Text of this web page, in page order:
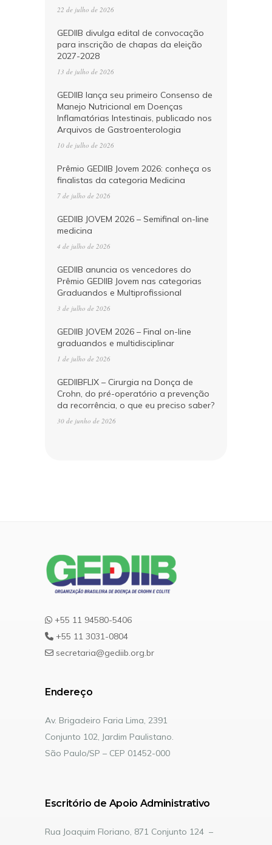
22 de julho de 2026
GEDIIB divulga edital de convocação
para inscrição de chapas da eleição
2027-2028
13 de julho de 2026
GEDIIB lança seu primeiro Consenso de
Manejo Nutricional em Doenças
Inflamatórias Intestinais, publicado nos
Arquivos de Gastroenterologia
10 de julho de 2026
Prêmio GEDIIB Jovem 2026: conheça os
finalistas da categoria Medicina
7 de julho de 2026
GEDIIB JOVEM 2026 – Semifinal on-line
medicina
4 de julho de 2026
GEDIIB anuncia os vencedores do
Prêmio GEDIIB Jovem nas categorias
Graduandos e Multiprofissional
3 de julho de 2026
GEDIIB JOVEM 2026 – Final on-line
graduandos e multidisciplinar
1 de julho de 2026
GEDIIBFLIX – Cirurgia na Donça de
Crohn, do pré-operatório a prevenção
da recorrência, o que eu preciso saber?
30 de junho de 2026
+55 11 94580-5406
+55 11 3031-0804
secretaria@gediib.org.br
Endereço
Av. Brigadeiro Faria Lima, 2391
Conjunto 102, Jardim Paulistano.
São Paulo/SP – CEP 01452-000
Escritório de Apoio Administrativo
Rua Joaquim Floriano, 871 Conjunto 124 –